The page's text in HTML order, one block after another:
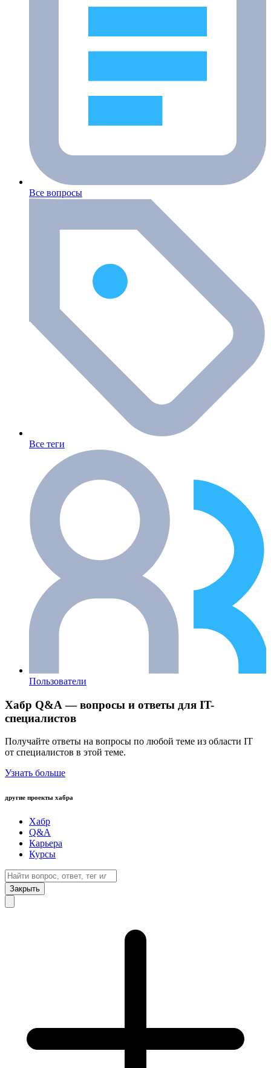
Все вопросы
Все теги
Пользователи
Хабр Q&A — вопросы и ответы для IT-
специалистов
Получайте ответы на вопросы по любой теме из области IT
от специалистов в этой теме.
Узнать больше
другие проекты хабра
Хабр
Q&A
Карьера
Курсы
Закрыть